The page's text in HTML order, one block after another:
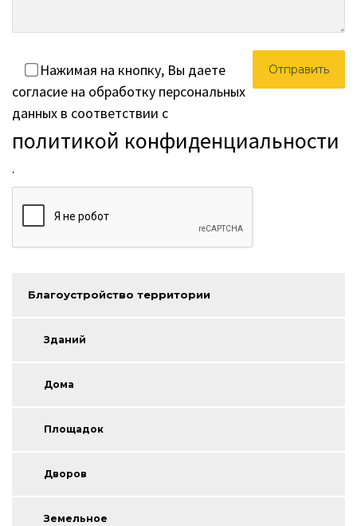
Нажимая на кнопку, Вы даете
согласие на обработку персональных
данных в соответствии с
политикой конфиденциальности
.
Благоустройство территории
Зданий
Дома
Площадок
Дворов
Земельное